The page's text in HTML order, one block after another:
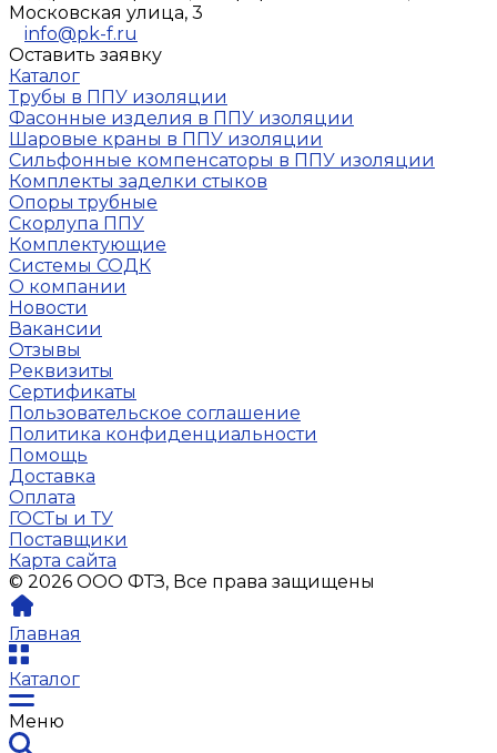
Московская улица, 3
info@pk-f.ru
Оставить заявку
Каталог
Трубы в ППУ изоляции
Фасонные изделия в ППУ изоляции
Шаровые краны в ППУ изоляции
Сильфонные компенсаторы в ППУ изоляции
Комплекты заделки стыков
Опоры трубные
Скорлупа ППУ
Комплектующие
Системы СОДК
О компании
Новости
Вакансии
Отзывы
Реквизиты
Сертификаты
Пользовательское соглашение
Политика конфиденциальности
Помощь
Доставка
Оплата
ГОСТы и ТУ
Поставщики
Карта сайта
© 2026 ООО ФТЗ, Все права защищены
Главная
Каталог
Меню